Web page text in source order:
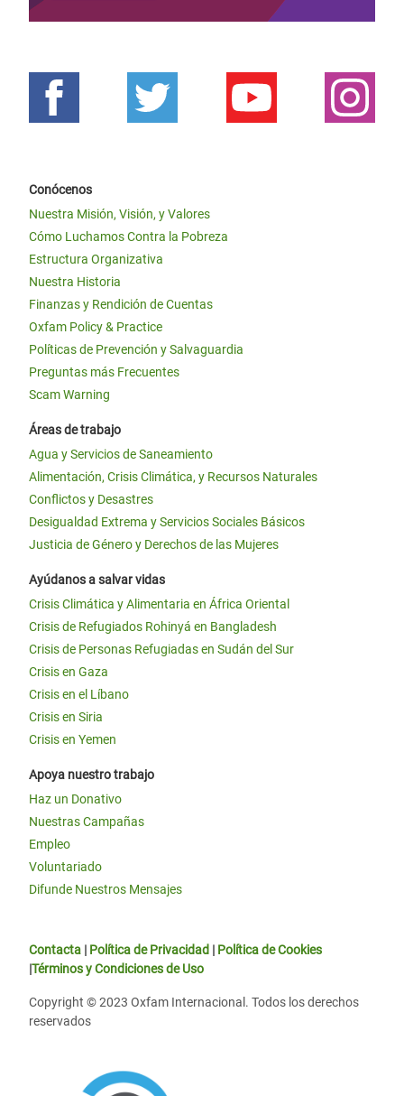
Conócenos
Nuestra Misión, Visión, y Valores
Cómo Luchamos Contra la Pobreza
Estructura Organizativa
Nuestra Historia
Finanzas y Rendición de Cuentas
Oxfam Policy & Practice
Políticas de Prevención y Salvaguardia
Preguntas más Frecuentes
Scam Warning
Áreas de trabajo
Agua y Servicios de Saneamiento
Alimentación, Crisis Climática, y Recursos Naturales
Conflictos y Desastres
Desigualdad Extrema y Servicios Sociales Básicos
Justicia de Género y Derechos de las Mujeres
Ayúdanos a salvar vidas
Crisis Climática y Alimentaria en África Oriental
Crisis de Refugiados Rohinyá en Bangladesh
Crisis de Personas Refugiadas en Sudán del Sur
Crisis en Gaza
Crisis en el Líbano
Crisis en Siria
Crisis en Yemen
Apoya nuestro trabajo
Haz un Donativo
Nuestras Campañas
Empleo
Voluntariado
Difunde Nuestros Mensajes
Contacta | Política de Privacidad | Política de Cookies
|Términos y Condiciones de Uso
Copyright © 2023 Oxfam Internacional. Todos los derechos
reservados